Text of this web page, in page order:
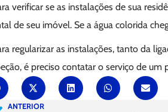
verificar se as instalações de sua
de seu imóvel. Se a água colorida
regularizar as instalações, tanto da
é preciso contatar o serviço de um
ANTERIOR